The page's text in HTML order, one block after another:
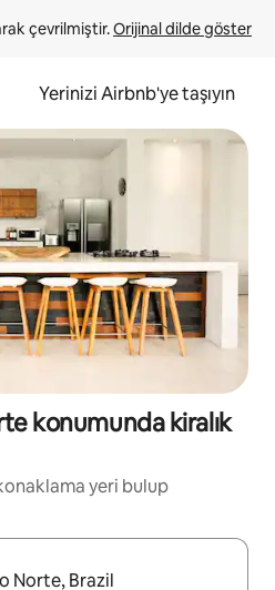
çevrilmiştir. Orijinal dilde göster
Yerinizi Airbnb'ye taşıyın
konumunda kiralık
yeri bulup
yukarı ve aşağı oklarıyla